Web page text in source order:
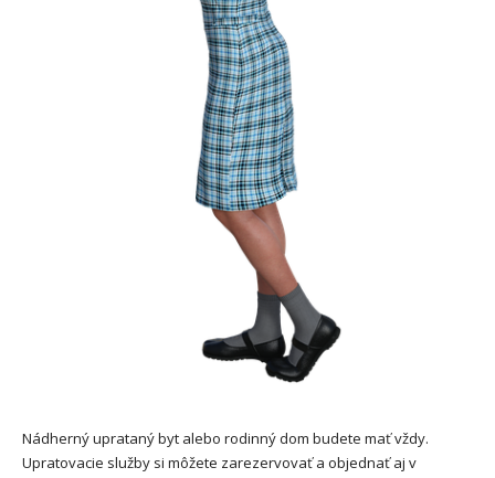
Nádherný uprataný byt alebo rodinný dom budete mať vždy.
Upratovacie služby si môžete zarezervovať a objednať aj v